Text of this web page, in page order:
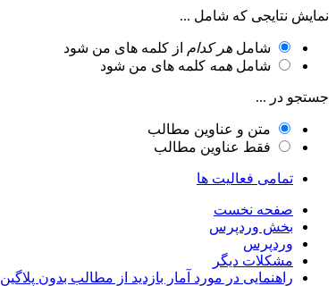
نمایش نتایجی که شامل ...
شامل هر کدام از کلمه های من شود
شامل همه کلمه های من شود
جستجو در ...
متن و عناوین مطالب
فقط عناوین مطالب
تمامی فعالیت ها
صفحه نخست
بخش وردپرس
وردپرس
مشکلات دیگر
راهنمایی در مورد آمار بازدید از مطالب بدون پلاگین